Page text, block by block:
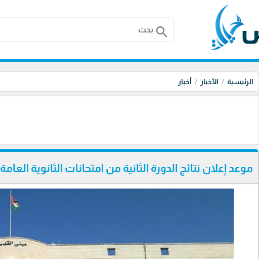
search
الرئيسية الأخبار أخبار
موعد إعلان نتائج الدورة الثانية من امتحانات الثانوية العامة